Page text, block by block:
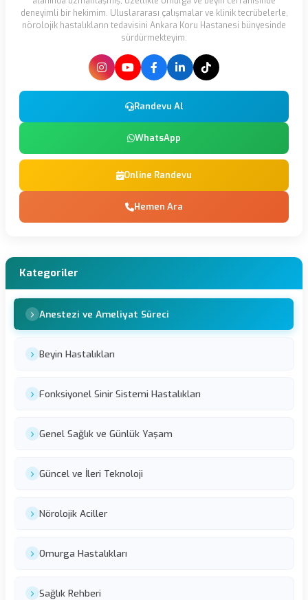
deneyimli bir hekimim. Uluslararası çalışmalar ve klinik tecrübelerle,
nörolojik hastalıkların tedavisini Ankara Koru Hastanesi bünyesinde
sürdürmekteyim.
Randevu Al
WhatsApp
Online Randevu
Hemen Ara
Kategoriler
Anestezi ve Ameliyat Süreci
Beyin Hastalıkları
Fonksiyonel Sinir Sistemi Hastalıkları
Genel Sağlık ve Günlük Yaşam
Güncel ve İleri Teknoloji
Nörolojik Aciller
Omurga Hastalıkları
Sağlık Rehberi